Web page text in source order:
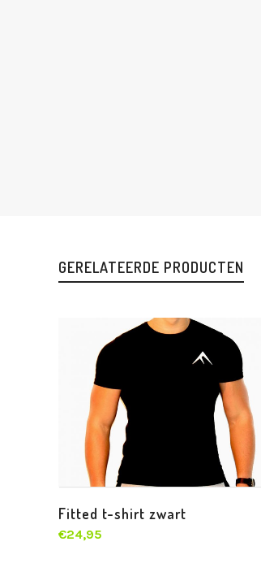
GERELATEERDE PRODUCTEN
Fitted t-shirt zwart
€24,95